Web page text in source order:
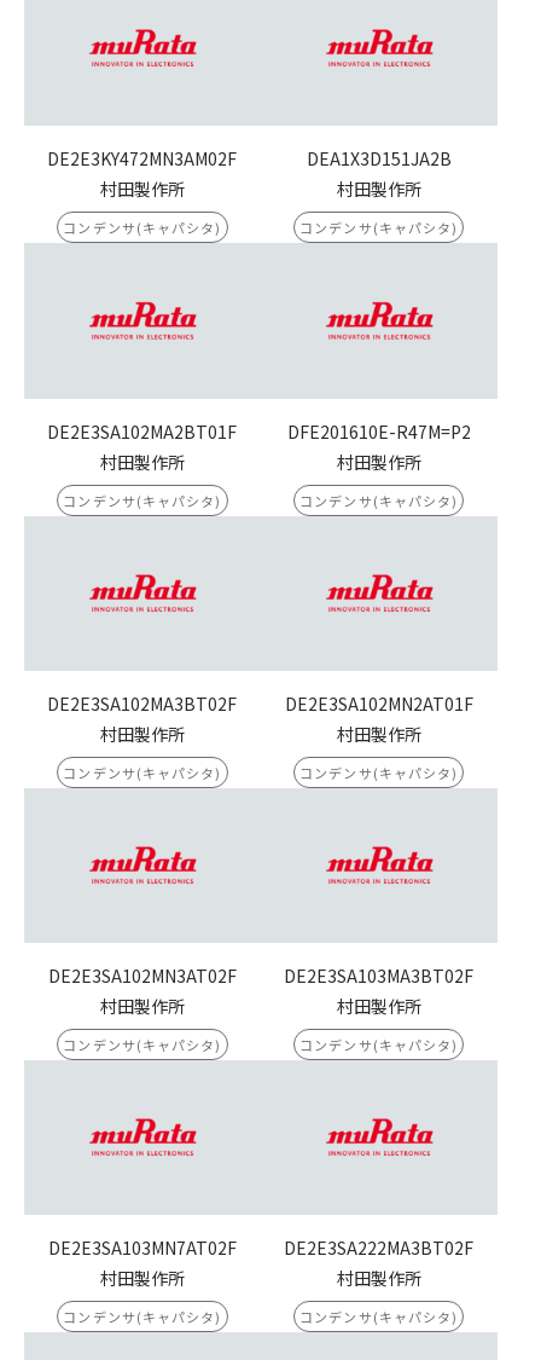
DE2E3KY472MN3AM02F
村田製作所
コンデンサ(キャパシタ)
DEA1X3D151JA2B
村田製作所
コンデンサ(キャパシタ)
DE2E3SA102MA2BT01F
村田製作所
コンデンサ(キャパシタ)
DFE201610E-R47M=P2
村田製作所
コンデンサ(キャパシタ)
DE2E3SA102MA3BT02F
村田製作所
コンデンサ(キャパシタ)
DE2E3SA102MN2AT01F
村田製作所
コンデンサ(キャパシタ)
DE2E3SA102MN3AT02F
村田製作所
コンデンサ(キャパシタ)
DE2E3SA103MA3BT02F
村田製作所
コンデンサ(キャパシタ)
DE2E3SA103MN7AT02F
村田製作所
コンデンサ(キャパシタ)
DE2E3SA222MA3BT02F
村田製作所
コンデンサ(キャパシタ)